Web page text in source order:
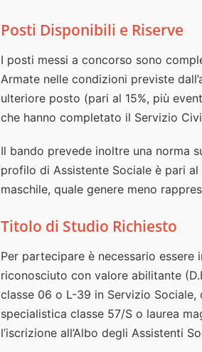
Posti Disponibili e Riserve
I posti messi a concorso sono
Armate nelle condizioni previste
ulteriore posto (pari al 15%, più
che hanno completato il Servizio
Il bando prevede inoltre una norma
profilo di Assistente Sociale è pari
maschile, quale genere meno
Titolo di Studio Richiesto
Per partecipare è necessario
riconosciuto con valore abilitante
classe 06 o L-39 in Servizio
specialistica classe 57/S o laurea
l’iscrizione all’Albo degli Assistenti